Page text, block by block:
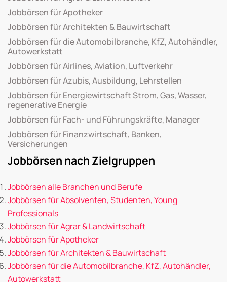
Jobbörsen für Apotheker
Jobbörsen für Architekten & Bauwirtschaft
Jobbörsen für die Automobilbranche, KfZ, Autohändler,
Autowerkstatt
Jobbörsen für Airlines, Aviation, Luftverkehr
Jobbörsen für Azubis, Ausbildung, Lehrstellen
Jobbörsen für Energiewirtschaft Strom, Gas, Wasser,
regenerative Energie
Jobbörsen für Fach- und Führungskräfte, Manager
Jobbörsen für Finanzwirtschaft, Banken,
Versicherungen
Jobbörsen nach Zielgruppen
Jobbörsen alle Branchen und Berufe
Jobbörsen für Absolventen, Studenten, Young
Professionals
Jobbörsen für Agrar & Landwirtschaft
Jobbörsen für Apotheker
Jobbörsen für Architekten & Bauwirtschaft
Jobbörsen für die Automobilbranche, KfZ, Autohändler,
Autowerkstatt